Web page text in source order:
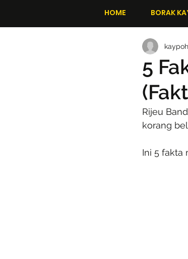
HOME BORAK
5
Rijeu
korang
Ini 5 fakta